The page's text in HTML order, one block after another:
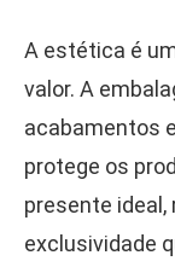
A estética é
valor. A
acabamentos
protege os
presente ideal,
exclusividade